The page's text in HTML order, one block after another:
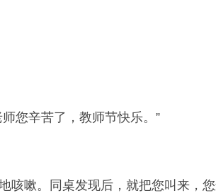
您辛苦了，教师节快乐。”
嗽。同桌发现后，就把您叫来，